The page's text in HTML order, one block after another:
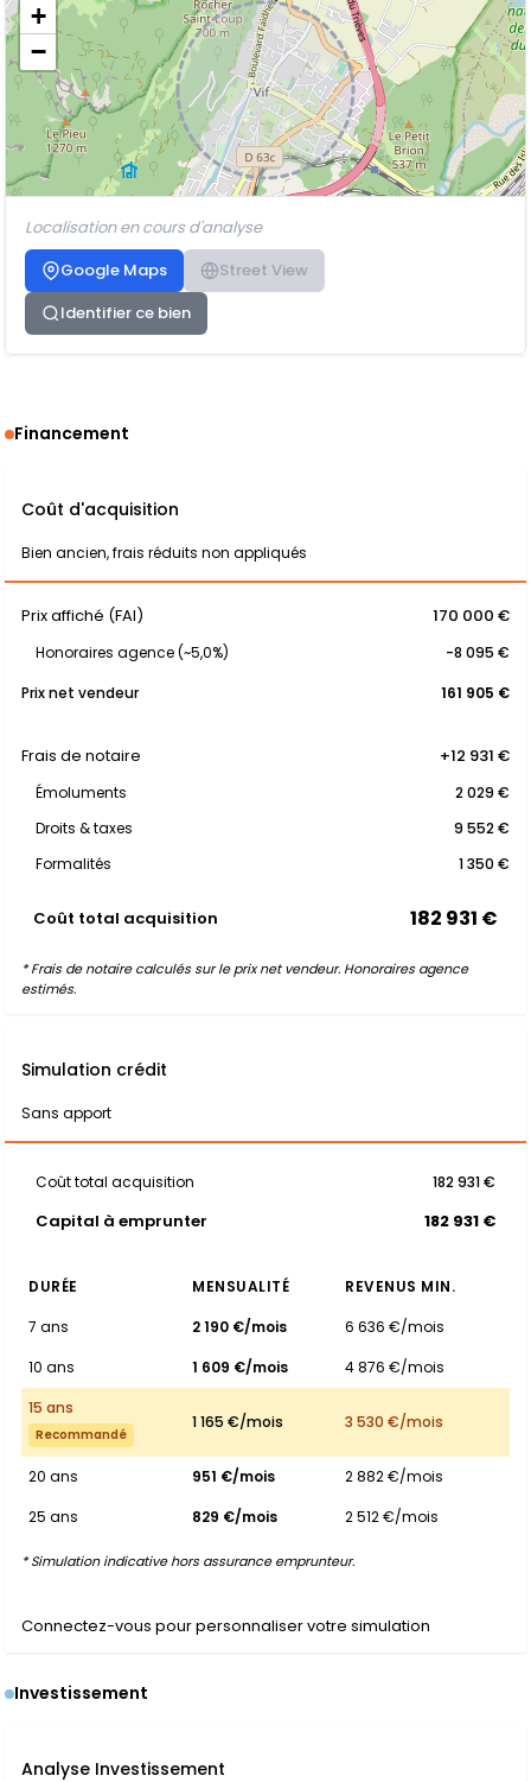
+
−
Localisation en cours d'analyse
Google Maps
Street View
Identifier ce bien
Financement
Coût d'acquisition
Bien ancien, frais réduits non appliqués
Prix affiché (FAI) 170 000 €
Honoraires agence (~5,0%)
-8 095 €
Prix net vendeur
161 905 €
Frais de notaire +12 931 €
Émoluments
2 029 €
Droits & taxes
9 552 €
Formalités
1 350 €
Coût total acquisition 182 931 €
* Frais de notaire calculés sur le prix net vendeur. Honoraires agence
estimés.
Simulation crédit
Sans apport
Coût total acquisition 182 931 €
Capital à emprunter 182 931 €
DURÉE MENSUALITÉ
REVENUS MIN.
7 ans
2 190 €/mois
6 636 €/mois
10 ans
1 609 €/mois
4 876 €/mois
15 ans
Recommandé
1 165 €/mois 3 530 €/mois
20 ans 951 €/mois
2 882 €/mois
25 ans
829 €/mois 2 512 €/mois
* Simulation indicative hors assurance emprunteur.
Connectez-vous pour personnaliser votre simulation
Investissement
Analyse Investissement